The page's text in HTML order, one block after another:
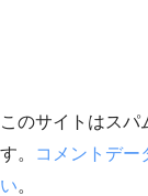
このサイトはスパ
す。
コメントデー
い。